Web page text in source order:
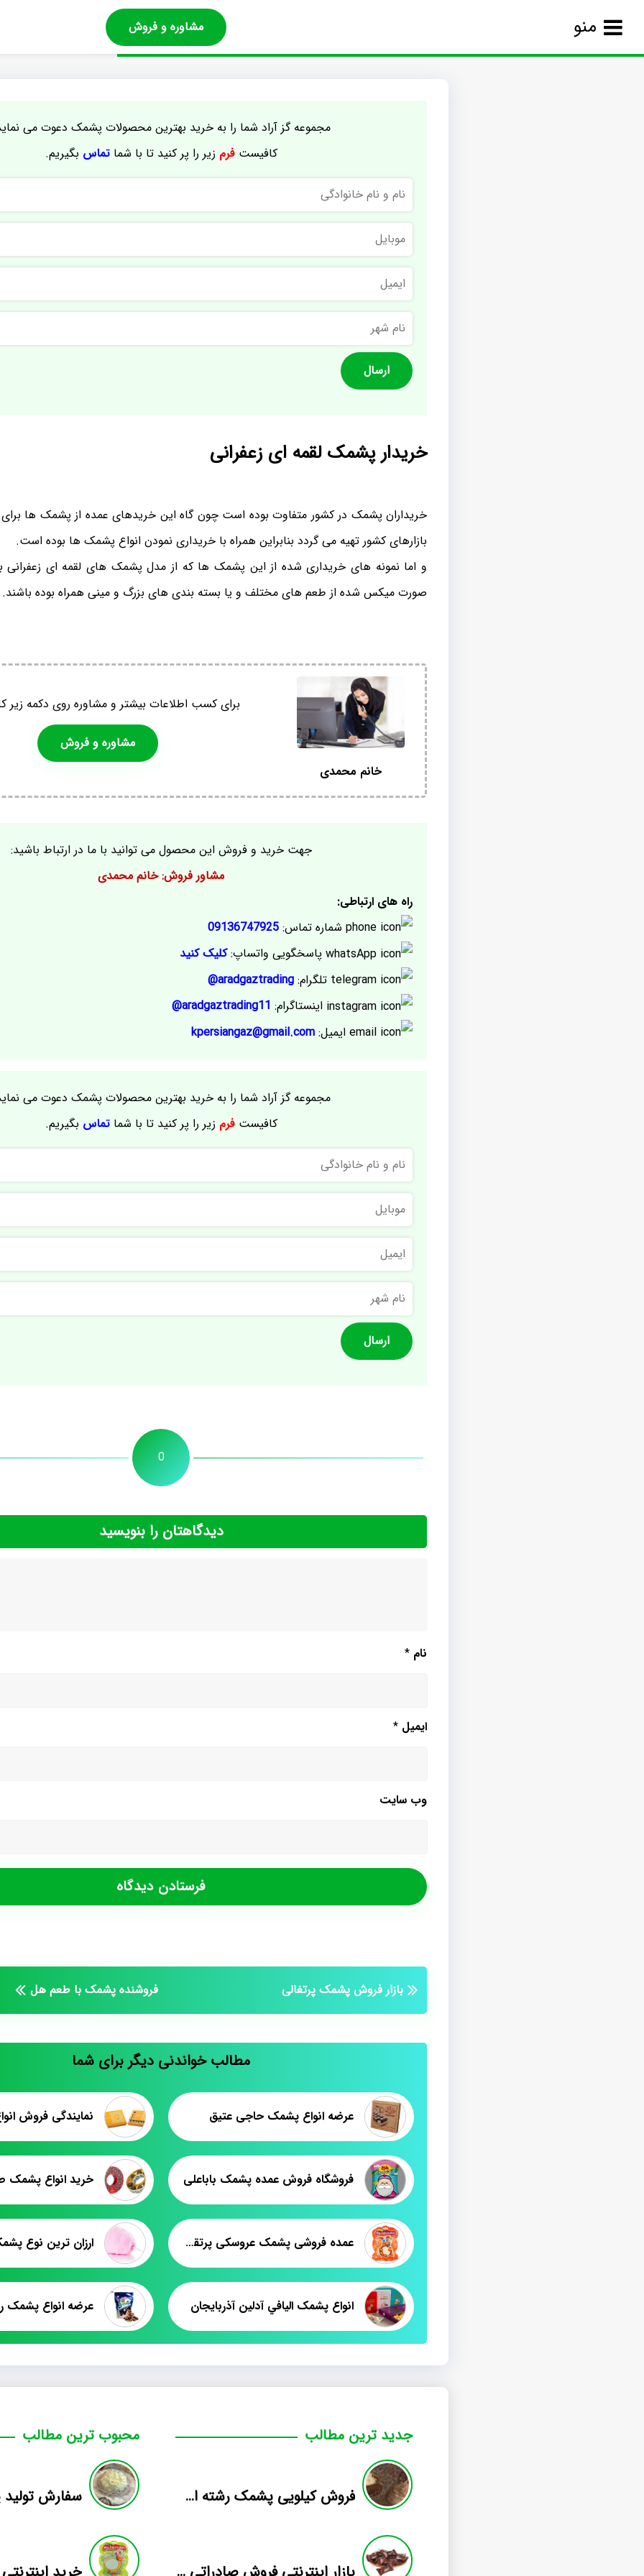
منو مشاوره و فروش
مجموعه گز آراد شما را به خرید بهترین محصولات پشمک دعوت می
کافیستفرم زیر را پر کنید تا با شماتماس بگیریم.
و
نام
خانوادگی
موبایل
ایمیل
نام
شهر
خریدار پشمک لقمه ای زعفرانی
خریداران پشمک در کشور متفاوت بوده است چون گاه این خریدهای عمده از پشمک ها
بازارهای کشور تهیه می گردد بنابراین همراه با خریداری نمودن انواع پشمک ها بوده است.
و اما نمونه های خریداری شده از این پشمک ها که از مدل پشمک های لقمه ای زعفرانی
صورت میکس شده از طعم های مختلف و یا بسته بندی های بزرگ و مینی همراه بوده باشند.
خانم محمدی
برای کسب اطلاعات بیشتر و مشاوره روی دکمه زیر
مشاوره و فروش
جهت خرید و فروش این محصول می توانید با ما در ارتباط باشید:
مشاور فروش: خانم محمدی
راه های ارتباطی:
شماره تماس: 09136747925
پاسخگویی واتساپ:کلیک کنید
تلگرام: aradgaztrading@
اینستاگرام: aradgaztrading11@
ایمیل: kpersiangaz@gmail.com
مجموعه گز آراد شما را به خرید بهترین محصولات پشمک دعوت می
کافیستفرم زیر را پر کنید تا با شماتماس بگیریم.
و
نام
خانوادگی
موبایل
ایمیل
نام
شهر
0
دیدگاهتان را بنویسید
نام *
ایمیل *
وب‌ سایت
بازار فروش پشمک پرتغالی فروشنده پشمک با طعم هل
مطالب خواندنی دیگر برای شما
عرضه انواع پشمک حاجی عتیق نمایندگی فروش
فروشگاه فروش عمده پشمک باباعلی خرید انواع پشمک
عمده فروشی پشمک عروسکی پرتقالی تبریز ارزان ترین نوع
انواع پشمک اليافي آدلين آذربايجان عرضه انواع پشمک
جدید ترین مطالب
فروش کیلویی پشمک رشته ای طعم دار میوه
محبوب ترین مطالب